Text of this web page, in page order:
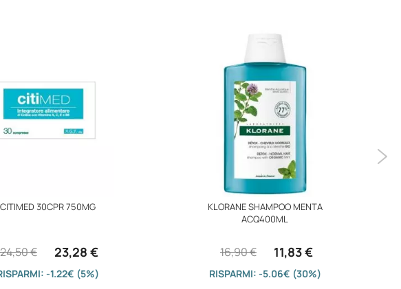
CITIMED 30CPR 750MG
23,28 €
24,50 €
-1.22€ (5%)
KLORANE SHAMPOO MENTA
ACQ400ML
11,83 €
16,90 €
RISPARMI: -5.06€ (30%)